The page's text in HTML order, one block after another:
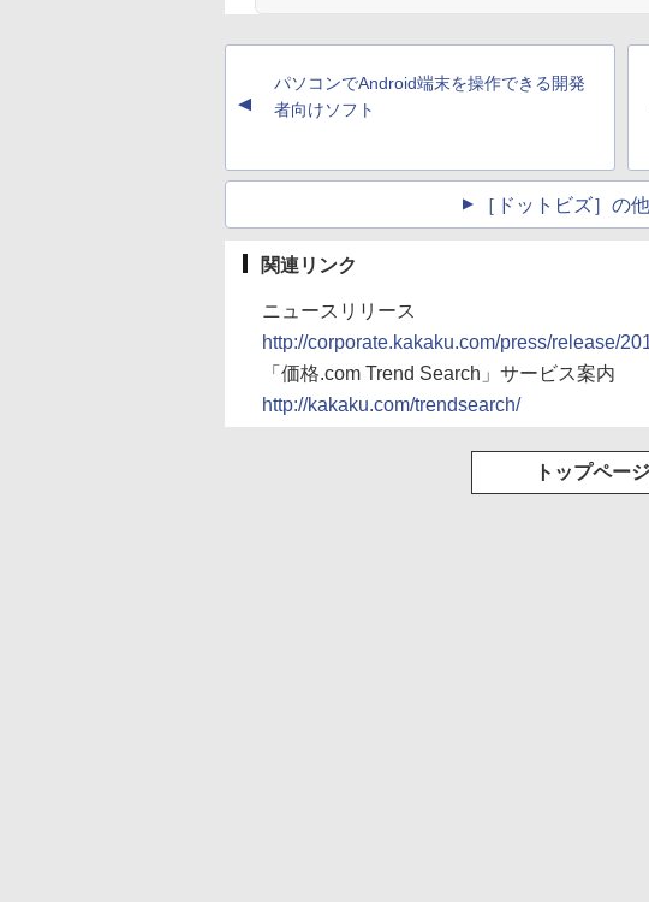
▲
パソコンでAndroid端末を操作できる開発
者向けソフト
［ドットビズ］の
関連リンク
ニュースリリース
http://corporate.kakaku.com/press/release/
「価格.com Trend Search」サービス案内
http://kakaku.com/trendsearch/
トップペー